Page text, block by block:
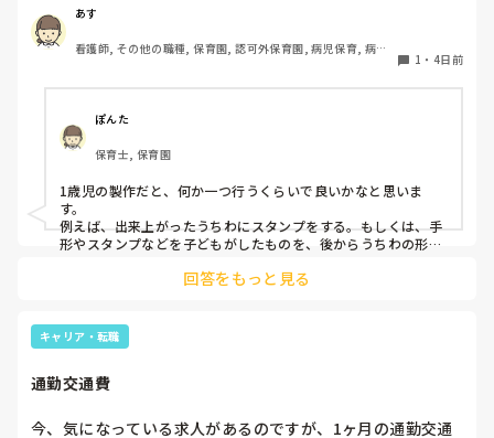
クラスです、玩具で遊ばせながら、何人かずつよんで、やっ
ています。何か、いいアイデアや、工夫など、何でもいいの
で、教えて下さい。
あす
看護師, その他の職種, 保育園, 認可外保育園, 病児保育, 病院
1 ・ 4日前
ぽんた
保育士, 保育園
1歳児の製作だと、何か一つ行うくらいで良いかなと思いま
す。
例えば、出来上がったうちわにスタンプをする。もしくは、手
形やスタンプなどを子どもがしたものを、後からうちわの形に
雨遊び、氷遊び、など間食遊びをたくさん行っています。
す！いつもと違うおもちゃ、室内に興味津々です！
回答をもっと見る
キャリア・転職
通勤交通費
今、気になっている求人があるのですが、1ヶ月の通勤交通